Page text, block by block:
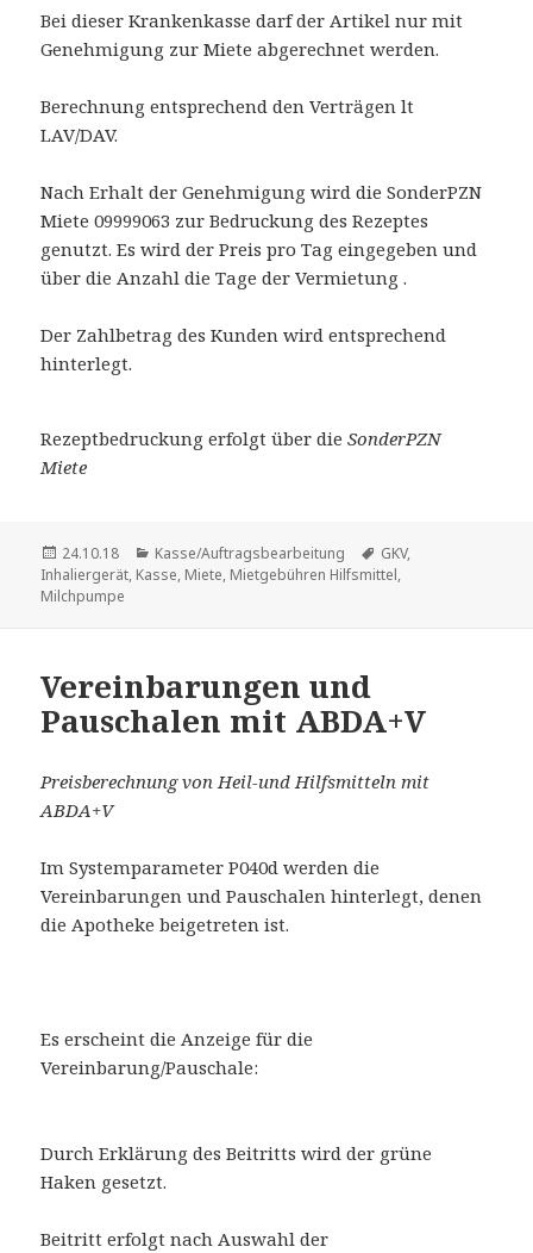
Bei dieser Krankenkasse darf der Artikel nur mit
Genehmigung zur Miete abgerechnet werden.
Berechnung entsprechend den Verträgen lt
LAV/DAV.
Nach Erhalt der Genehmigung wird die SonderPZN
Miete 09999063 zur Bedruckung des Rezeptes
genutzt. Es wird der Preis pro Tag eingegeben und
über die Anzahl die Tage der Vermietung .
Der Zahlbetrag des Kunden wird entsprechend
hinterlegt.
Rezeptbedruckung erfolgt über die SonderPZN
Miete
Veröffentlicht
am
24.10.18 Kategorien
Kasse/Auftragsbearbeitung Schlagwörter
GKV,
Inhaliergerät, Kasse, Miete, Mietgebühren Hilfsmittel,
Milchpumpe
Vereinbarungen und
Pauschalen mit ABDA+V
Preisberechnung von Heil-und Hilfsmitteln mit
ABDA+V
Im Systemparameter P040d werden die
Vereinbarungen und Pauschalen hinterlegt, denen
die Apotheke beigetreten ist.
Es erscheint die Anzeige für die
Vereinbarung/Pauschale:
Durch Erklärung des Beitritts wird der grüne
Haken gesetzt.
Beitritt erfolgt nach Auswahl der